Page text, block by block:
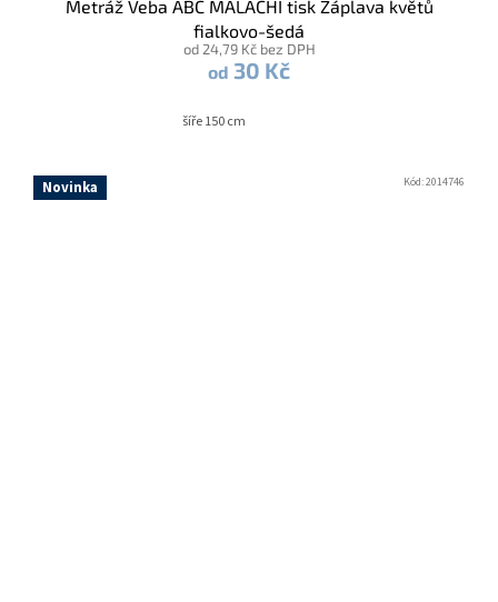
Metráž Veba ABC MALACHI tisk Záplava květů
fialkovo-šedá
od 24,79 Kč bez DPH
od 30 Kč
šíře 150 cm
Novinka Kód:2014746